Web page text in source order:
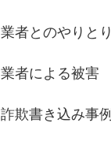
業者とのやりとり
業者による被害
詐欺書き込み事例